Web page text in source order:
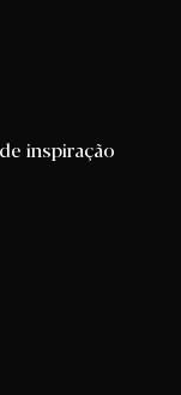
inspiração